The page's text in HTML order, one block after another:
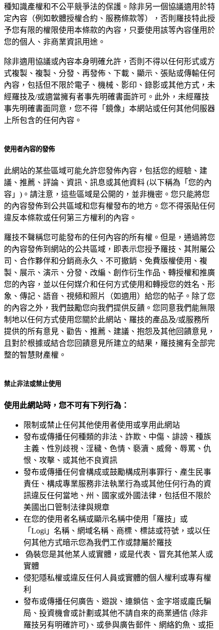
種知識產權和不公平競爭法的保護。除非另一個協議適用於特
定內容（例如軟體授權合約、服務條款等），否則羅技特此授
予您有限的權限使用本條款的內容，只要使用該等內容僅用於
您的個人、非商業資訊用途。
除非適用協議或內容本身明確允許，否則不得以任何形式或方
式複製、複製、分發、再發佈、下載、顯示、張貼或傳輸任何
內容，包括但不限於電子、機械、影印、錄影或其他方式，未
經羅技及/或適當擁有者事先明確書面許可。此外，未經羅技
事先明確書面同意，您不得「鏡像」本網站或任何其他伺服器
上所包含的任何內容。
使用者內容的發佈
此網站的某些區域可能允許您發佈內容，包括您的經驗、建
議、推薦、評論、資訊、訊息或其他資料 (以下稱為「您的內
容」)。請注意，這些區域是公開的，並非機密。您只能將您
的內容發佈到公共區域和您有權發布的地方。您不得張貼任何
違反本條款或任何第三方權利的內容。
羅技不聲稱您可能發布的任何內容的所有權。但是，通過將您
的內容發佈到網站的公共區域，即表示您授予羅技、其附屬公
司、合作夥伴和分銷商永久、不可撤銷、免費版權使用、複
製、展示、演示、分發、改編、創作衍生作品、轉授權和推廣
您的內容，並以任何媒介和任何方式使用和轉授您的姓名、形
象、傳記、語音、視頻和照片（如適用）給您的帖子。除了您
的內容之外，我們鼓勵您向我們提供反饋。您同意我們能無限
制地以任何方式使用您關於此網站、羅技的產品及/或服務所
提供的所有意見、勸告、推薦、建議、抱怨及其他回饋意見，
且對於根據或結合您回饋意見所建立的結果，羅技擁有全部完
整的智慧財產權。
禁止非法或禁止使用
使用此網站時，您不可有下列行為：
限制或禁止任何其他使用者使用或享用此網站
發布或傳播任何種類的非法、詐欺、中傷、誹謗、種族
主義、性別歧視、淫穢、色情、褻瀆、威脅、辱罵、仇
恨、攻擊、或其他不良資訊
發布或傳播任何會構成或鼓勵構成刑事罪行、產生民事
責任、構成專業服務非法執業行為或其他任何行為的資
訊違反任何當地、州、國家或外國法律，包括但不限於
美國出口管制法律與規章
在您的使用者名稱或顯示名稱中使用「羅技」或
「Logi」名稱、網域名稱、商標、標誌或符號，或以任
何其他方式暗示您為我們工作或隸屬於羅技
偽裝您是其他某人或實體，或是代表、冒充其他某人或
實體
侵犯隱私權或違反任何人員或實體的個人權利或專有權
利
發布或傳播任何廣告、遊說、連鎖信、金字塔或龐氏騙
局、投資機會或計劃或其他不請自來的商業通信 (除非
羅技另有明確許可)、或參與廣告郵件、網絡釣魚、或拒